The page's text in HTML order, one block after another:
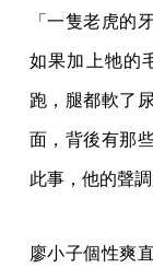
「一隻老虎的
如果加上牠的
跑，腿都軟了
面，背後有那
此事，他的聲調
廖小子個性爽